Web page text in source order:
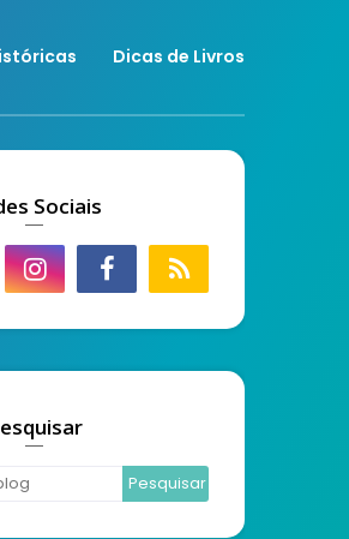
Dicas de Livros
Sociais